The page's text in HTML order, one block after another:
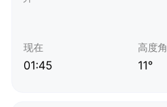
现在
01:45
高度角
11°